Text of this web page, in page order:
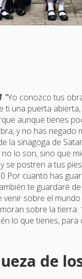
"Yo conozco tus
ti una puerta
aunque tienes
y no has negado
la sinagoga de
lo son, sino que
se postren a tus
Por cuanto has
te guardaré
venir sobre el
sobre la tierra.
lo que tienes, para
de